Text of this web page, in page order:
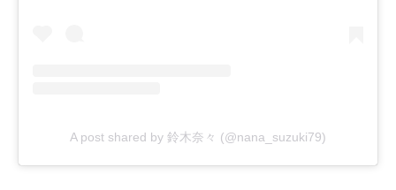
A post shared by 鈴木奈々 (@nana_suzuki79)